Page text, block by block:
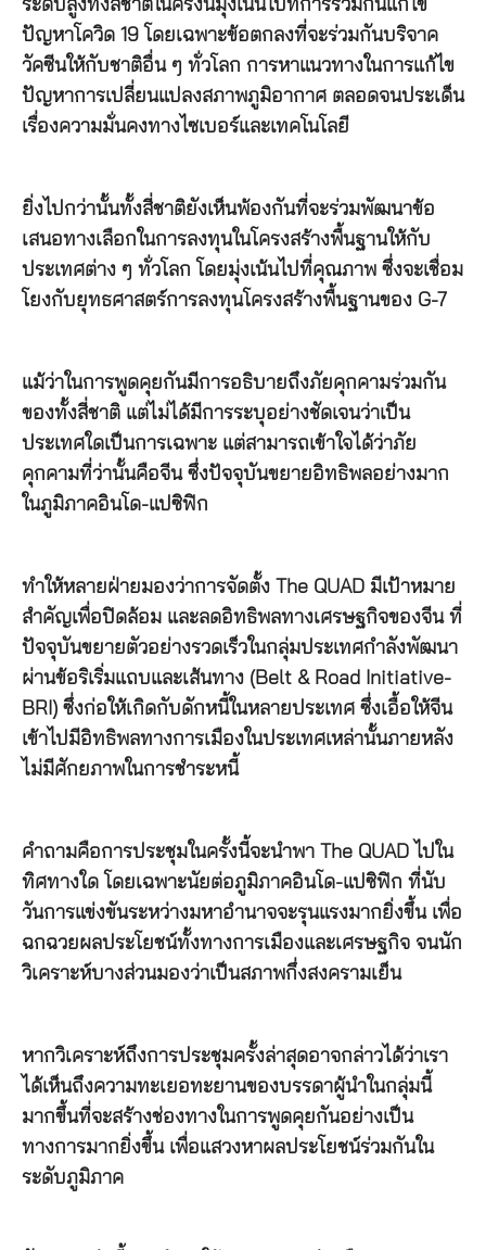
ระดับสูงทั้งสี่ชาติในครั้งนี้มุ่งเน้นไปที่การร่วมกันแก้ไข
ปัญหาโควิด 19 โดยเฉพาะข้อตกลงที่จะร่วมกันบริจาค
วัคซีนให้กับชาติอื่น ๆ ทั่วโลก การหาแนวทางในการแก้ไข
ปัญหาการเปลี่ยนแปลงสภาพภูมิอากาศ ตลอดจนประเด็น
เรื่องความมั่นคงทางไซเบอร์และเทคโนโลยี
ยิ่งไปกว่านั้นทั้งสี่ชาติยังเห็นพ้องกันที่จะร่วมพัฒนาข้อ
เสนอทางเลือกในการลงทุนในโครงสร้างพื้นฐานให้กับ
ประเทศต่าง ๆ ทั่วโลก โดยมุ่งเน้นไปที่คุณภาพ ซึ่งจะเชื่อม
โยงกับยุทธศาสตร์การลงทุนโครงสร้างพื้นฐานของ G-7
แม้ว่าในการพูดคุยกันมีการอธิบายถึงภัยคุกคามร่วมกัน
ของทั้งสี่ชาติ แต่ไม่ได้มีการระบุอย่างชัดเจนว่าเป็น
ประเทศใดเป็นการเฉพาะ แต่สามารถเข้าใจได้ว่าภัย
คุกคามที่ว่านั้นคือจีน ซึ่งปัจจุบันขยายอิทธิพลอย่างมาก
ในภูมิภาคอินโด-แปซิฟิก
ทำให้หลายฝ่ายมองว่าการจัดตั้ง The QUAD มีเป้าหมาย
สำคัญเพื่อปิดล้อม และลดอิทธิพลทางเศรษฐกิจของจีน ที่
ปัจจุบันขยายตัวอย่างรวดเร็วในกลุ่มประเทศกำลังพัฒนา
ผ่านข้อริเริ่มแถบและเส้นทาง (Belt & Road Initiative-
BRI) ซึ่งก่อให้เกิดกับดักหนี้ในหลายประเทศ ซึ่งเอื้อให้จีน
เข้าไปมีอิทธิพลทางการเมืองในประเทศเหล่านั้นภายหลัง
ไม่มีศักยภาพในการชำระหนี้
คำถามคือการประชุมในครั้งนี้จะนำพา The QUAD ไปใน
ทิศทางใด โดยเฉพาะนัยต่อภูมิภาคอินโด-แปซิฟิก ที่นับ
วันการแข่งขันระหว่างมหาอำนาจจะรุนแรงมากยิ่งขึ้น เพื่อ
ฉกฉวยผลประโยชน์ทั้งทางการเมืองและเศรษฐกิจ จนนัก
วิเคราะห์บางส่วนมองว่าเป็นสภาพกึ่งสงครามเย็น
หากวิเคราะห์ถึงการประชุมครั้งล่าสุดอาจกล่าวได้ว่าเรา
ได้เห็นถึงความทะเยอทะยานของบรรดาผู้นำในกลุ่มนี้
มากขึ้นที่จะสร้างช่องทางในการพูดคุยกันอย่างเป็น
ทางการมากยิ่งขึ้น เพื่อแสวงหาผลประโยชน์ร่วมกันใน
ระดับภูมิภาค